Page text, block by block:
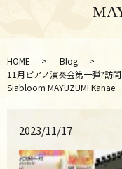
HOME
Blog
11月ピアノ演奏会第一弾?訪
Siabloom MAYUZUMI Kanae
2023/11/17